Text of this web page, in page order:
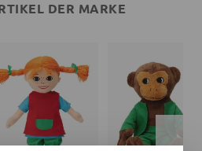
DER MARKE